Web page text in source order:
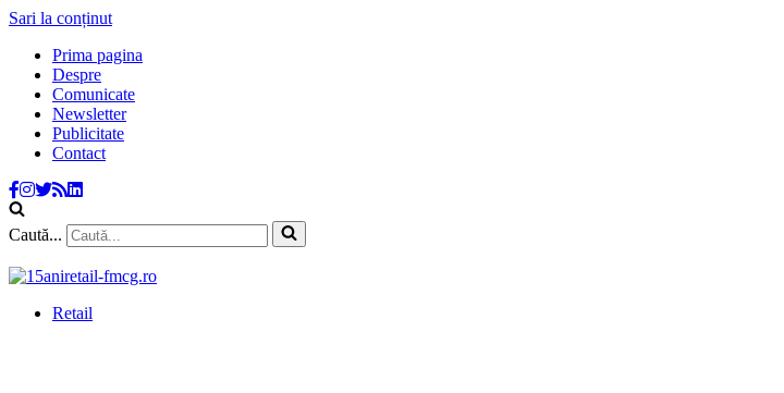
Sari la conținut
Prima pagina
Despre
Comunicate
Newsletter
Publicitate
Contact
Caută...
Retail